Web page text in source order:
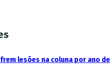
lesões na coluna por ano